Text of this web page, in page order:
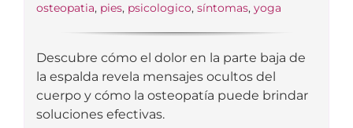
osteopatia, pies, psicologico, síntomas, yoga
Descubre cómo el dolor en la parte baja de
la espalda revela mensajes ocultos del
cuerpo y cómo la osteopatía puede brindar
soluciones efectivas.